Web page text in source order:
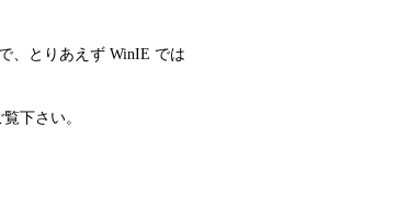
、とりあえず WinIE では
下さい。